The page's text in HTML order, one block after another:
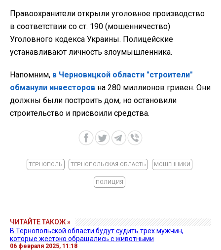
Правоохранители открыли уголовное производство
в соответствии со ст. 190 (мошенничество)
Уголовного кодекса Украины. Полицейские
устанавливают личность злоумышленника.
Напомним, в Черновицкой области "строители"
обманули инвесторов на 280 миллионов гривен. Они
должны были построить дом, но остановили
строительство и присвоили средства.
ТЕРНОПОЛЬ ТЕРНОПОЛЬСКАЯ ОБЛАСТЬ МОШЕННИКИ
ПОЛИЦИЯ
ЧИТАЙТЕ ТАКОЖ »
В Тернопольской области будут судить трех мужчин,
которые жестоко обращались с животными
06 февраля 2025, 11:18